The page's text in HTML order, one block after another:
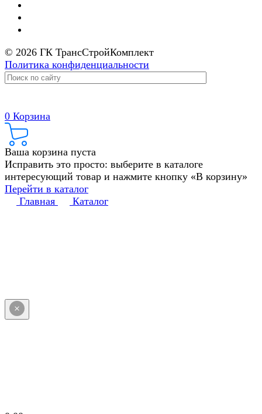
© 2026 ГК ТрансСтройКомплект
Политика конфиденциальности
0 Корзина
Ваша корзина пуста
Исправить это просто: выберите в каталоге
интересующий товар и нажмите кнопку «В корзину»
Перейти в каталог
Главная
Каталог